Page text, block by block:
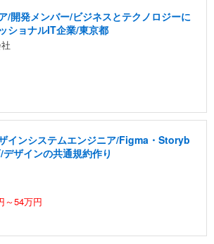
/開発メンバー/ビジネスとテクノロジーに
ショナルIT企業/東京都
インシステムエンジニア/Figma・Storyb
ザインの共通規約作り
～54万円